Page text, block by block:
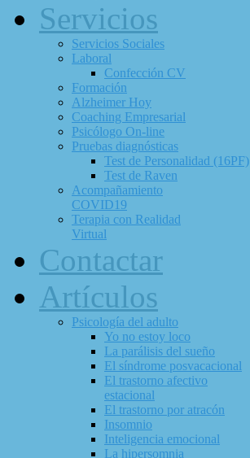
Servicios
Servicios Sociales
Laboral
Confección CV
Formación
Alzheimer Hoy
Coaching Empresarial
Psicólogo On-line
Pruebas diagnósticas
Test de Personalidad (16PF)
Test de Raven
Acompañamiento
COVID19
Terapia con Realidad
Virtual
Contactar
Artículos
Psicología del adulto
Yo no estoy loco
La parálisis del sueño
El síndrome posvacacional
El trastorno afectivo
estacional
El trastorno por atracón
Insomnio
Inteligencia emocional
La hipersomnia